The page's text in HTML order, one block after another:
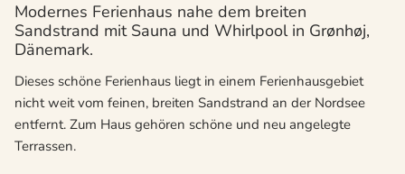
Modernes Ferienhaus nahe dem breiten
Sandstrand mit Sauna und Whirlpool in Grønhøj,
Dänemark.
Dieses schöne Ferienhaus liegt in einem Ferienhausgebiet
nicht weit vom feinen, breiten Sandstrand an der Nordsee
entfernt. Zum Haus gehören schöne und neu angelegte
Terrassen.